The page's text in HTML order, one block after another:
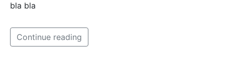
bla bla
Continue reading